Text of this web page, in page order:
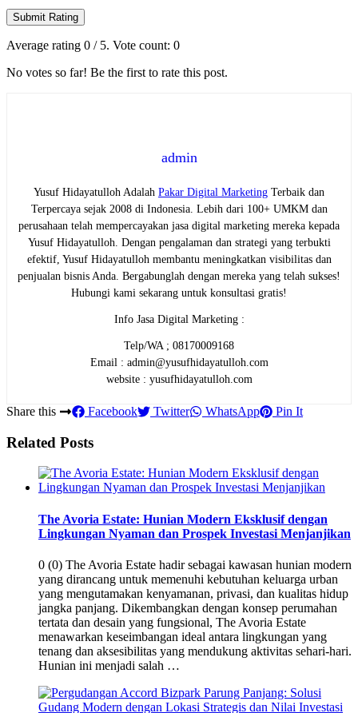
Submit Rating
Average rating 0 / 5. Vote count: 0
No votes so far! Be the first to rate this post.
admin
Yusuf Hidayatulloh Adalah Pakar Digital Marketing Terbaik dan
Terpercaya sejak 2008 di Indonesia. Lebih dari 100+ UMKM dan
perusahaan telah mempercayakan jasa digital marketing mereka kepada
Yusuf Hidayatulloh. Dengan pengalaman dan strategi yang terbukti
efektif, Yusuf Hidayatulloh membantu meningkatkan visibilitas dan
penjualan bisnis Anda. Bergabunglah dengan mereka yang telah sukses!
Hubungi kami sekarang untuk konsultasi gratis!
Info Jasa Digital Marketing :
Telp/WA ; 08170009168
Email : admin@yusufhidayatulloh.com
website : yusufhidayatulloh.com
Share this Facebook Twitter WhatsApp Pin It
Related Posts
The Avoria Estate: Hunian Modern Eksklusif dengan
Lingkungan Nyaman dan Prospek Investasi Menjanjikan
0 (0) The Avoria Estate hadir sebagai kawasan hunian modern
yang dirancang untuk memenuhi kebutuhan keluarga urban
yang mengutamakan kenyamanan, privasi, dan kualitas hidup
jangka panjang. Dikembangkan dengan konsep perumahan
tertata dan desain yang fungsional, The Avoria Estate
menawarkan keseimbangan ideal antara lingkungan yang
tenang dan aksesibilitas yang mendukung aktivitas sehari-hari.
Hunian ini menjadi salah …